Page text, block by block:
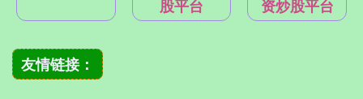
股平台
资炒股平台
友情链接：